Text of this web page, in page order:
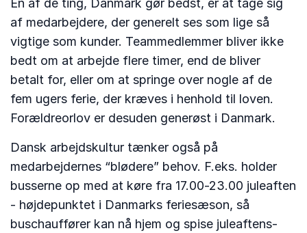
af medarbejdere, der generelt ses som lige så
vigtige som kunder. Teammedlemmer bliver ikke
bedt om at arbejde flere timer, end de bliver
betalt for, eller om at springe over nogle af ​​de
fem ugers ferie, der kræves i henhold til loven.
Forældreorlov er desuden generøst i Danmark.
Dansk arbejdskultur tænker også på
medarbejdernes “blødere” behov. F.eks. holder
busserne op med at køre fra 17.00-23.00 juleaften
- højdepunktet i Danmarks feriesæson, så
buschauffører kan nå hjem og spise juleaftens-